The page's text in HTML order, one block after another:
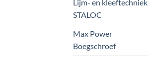
Lijm- en kleeftechniek
STALOC
Max Power
Boegschroef